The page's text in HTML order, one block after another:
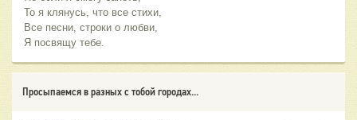
То я клянусь, что все стихи,
Все песни, строки о любви,
Я посвящу тебе.
Просыпаемся в разных с тобой городах...